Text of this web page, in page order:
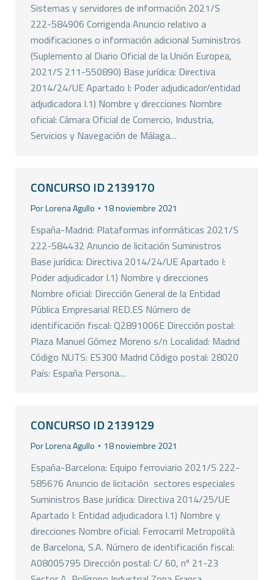
Sistemas y servidores de información 2021/S
222-584906 Corrigenda Anuncio relativo a
modificaciones o información adicional Suministros
(Suplemento al Diario Oficial de la Unión Europea,
2021/S 211-550890) Base jurídica: Directiva
2014/24/UE Apartado I: Poder adjudicador/entidad
adjudicadora I.1) Nombre y direcciones Nombre
oficial: Cámara Oficial de Comercio, Industria,
Servicios y Navegación de Málaga…
CONCURSO ID 2139170
PorLorena Agullo 18 noviembre 2021
España-Madrid: Plataformas informáticas 2021/S
222-584432 Anuncio de licitación Suministros
Base jurídica: Directiva 2014/24/UE Apartado I:
Poder adjudicador I.1) Nombre y direcciones
Nombre oficial: Dirección General de la Entidad
Pública Empresarial RED.ES Número de
identificación fiscal: Q2891006E Dirección postal:
Plaza Manuel Gómez Moreno s/n Localidad: Madrid
Código NUTS: ES300 Madrid Código postal: 28020
País: España Persona…
CONCURSO ID 2139129
PorLorena Agullo 18 noviembre 2021
España-Barcelona: Equipo ferroviario 2021/S 222-
585676 Anuncio de licitación  sectores especiales
Suministros Base jurídica: Directiva 2014/25/UE
Apartado I: Entidad adjudicadora I.1) Nombre y
direcciones Nombre oficial: Ferrocarril Metropolità
de Barcelona, S.A. Número de identificación fiscal:
A08005795 Dirección postal: C/ 60, nº 21-23